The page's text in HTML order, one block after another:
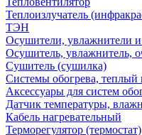
Теплоизлучатель
ТЭН
Осушители, увлажнители и
Осушитель, увлажнитель,
Сушитель (сушилка)
Системы обогрева, теплый
Аксессуары для систем
Датчик температуры,
Кабель нагревательный
Терморегулятор (термостат)